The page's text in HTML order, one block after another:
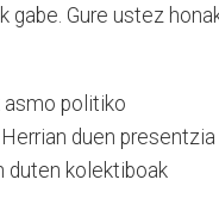
gabe. Gure ustez
asmo politiko
duen presentzia
duten kolektiboak